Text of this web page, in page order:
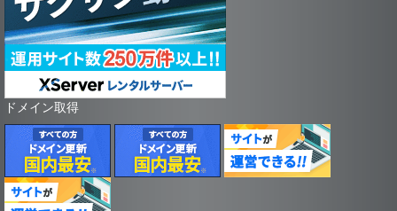
ドメイン取得